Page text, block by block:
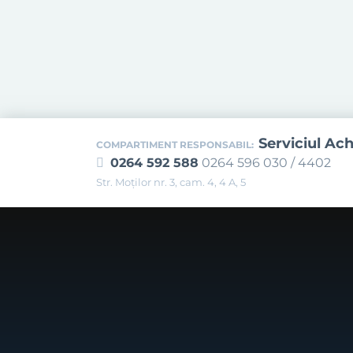
COMPARTIMENT RESPONSABIL: Serviciul
0264 592 588 0264 596 030 / 4402
Str. Moţilor nr. 3, cam. 4, 4 A, 5